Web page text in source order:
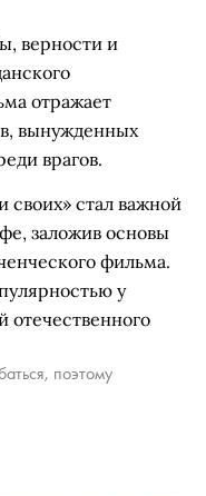
верности и
отражает
вынужденных
врагов.
своих» стал важной
заложив основы
фильма.
у
отечественного
поэтому